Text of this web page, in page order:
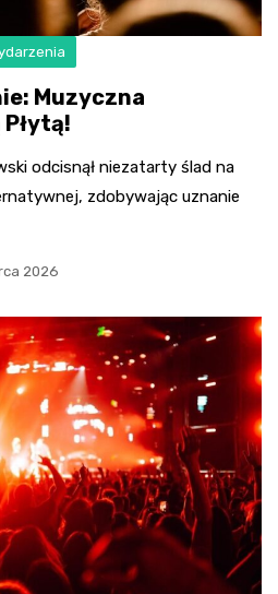
Muzyczna
odcisnął niezatarty ślad na
zdobywając uznanie
2026